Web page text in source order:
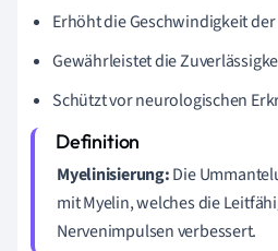
Erhöht die Geschwindigkeit
Gewährleistet die
Schützt vor neurologischen
Myelinisierung:Die
mit Myelin, welches die
Nervenimpulsen verbessert.